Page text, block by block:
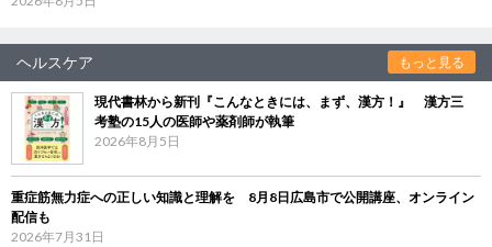
ヘルスケア もっと見る
現代書林から新刊『こんなときには、まず、漢方！』 漢方三
考塾の15人の医師や薬剤師が執筆
2026年8月5日
重症筋無力症への正しい知識と理解を 8月8日広島市で公開講座、オンライン
配信も
2026年7月31日